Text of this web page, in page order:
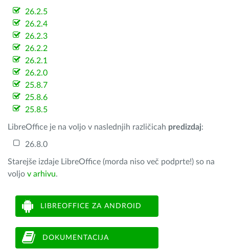
26.2.5
26.2.4
26.2.3
26.2.2
26.2.1
26.2.0
25.8.7
25.8.6
25.8.5
LibreOffice je na voljo v naslednjih različicah predizdaj:
26.8.0
Starejše izdaje LibreOffice (morda niso več podprte!) so na
voljo v arhivu.
LIBREOFFICE ZA ANDROID
DOKUMENTACIJA